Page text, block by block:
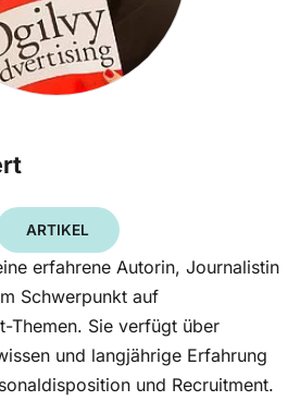
ARTIKEL
erfahrene Autorin, Journalistin
Schwerpunkt auf
Themen. Sie verfügt über
und langjährige Erfahrung
und Recruitment.